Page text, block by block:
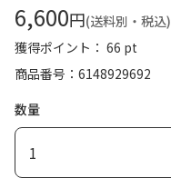
6,600円(送料別・税込)
獲得ポイント： 66 pt
商品番号
6148929692
数量
1